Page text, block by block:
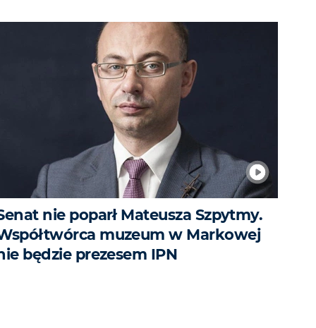
nie poparł Mateusza Szpytmy.
muzeum w Markowej
będzie prezesem IPN